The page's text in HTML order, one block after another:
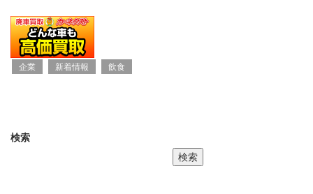
企業 新着情報 飲食
検索
検索